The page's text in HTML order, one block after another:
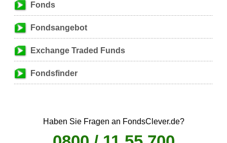
Fonds
Fondsangebot
Exchange Traded Funds
Fondsfinder
Haben Sie Fragen an FondsClever.de?